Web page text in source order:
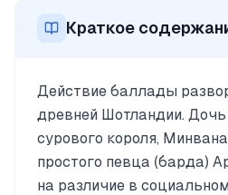
Краткое
Действие баллады
древней Шотландии. Дочь
сурового короля,
простого певца (барда)
на различие в